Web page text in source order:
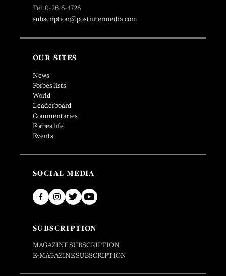
Tel. 0-2616-4726
subscription@postintermedia.com
OUR SITES
News
Forbes lists
World
Leaderboard
Commentaries
Forbes life
Events
SOCIAL MEDIA
SUBSCRIPTION
MAGAZINE SUBSCRIPTION
E-MAGAZINE SUBSCRIPTION